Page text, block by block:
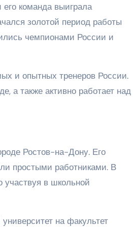
команда выиграла
золотой период работы
чемпионами России и
и опытных тренеров России.
а также активно работает над
Ростов-на-Дону. Его
простыми работниками. В
участвуя в школьной
на факультет